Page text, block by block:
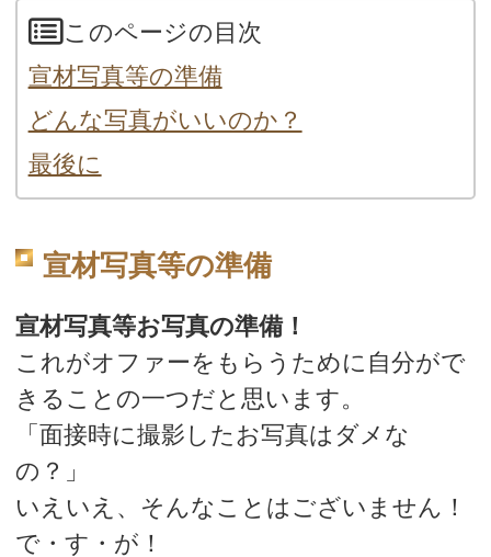
このページの目次
宣材写真等の準備
どんな写真がいいのか？
最後に
宣材写真等の準備
宣材写真等お写真の準備！
これがオファーをもらうために自分がで
きることの一つだと思います。
「面接時に撮影したお写真はダメな
の？」
いえいえ、そんなことはございません！
で・す・が！